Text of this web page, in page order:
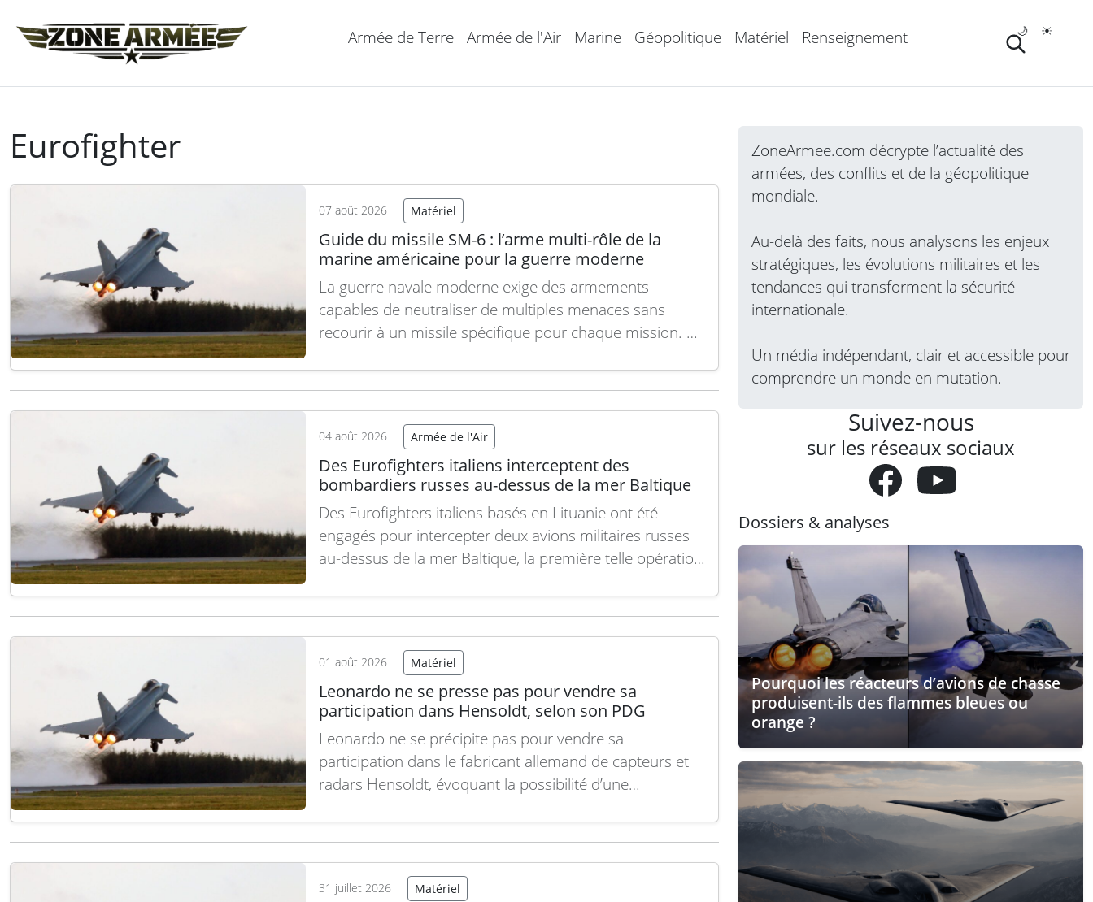
Armée de Terre Armée de l'Air Marine Géopolitique Matériel Renseignement ☀️
🌙
Eurofighter
07 août 2026 Matériel
Guide du missile SM-6 : l’arme multi-rôle de la
marine américaine pour la guerre moderne
La guerre navale moderne exige des armements
capables de neutraliser de multiples menaces sans
recourir à un missile spécifique pour chaque mission. Le
en devenant l’une des armes navales les plus
d’intercepter aussi bien des…
04 août 2026 Armée de l'Air
Des Eurofighters italiens interceptent des
bombardiers russes au-dessus de la mer Baltique
Des Eurofighters italiens basés en Lituanie ont été
engagés pour intercepter deux avions militaires russes
au-dessus de la mer Baltique, la première telle opération
cadre d’une rotation où la mission de police du ciel de
01 août 2026 Matériel
Leonardo ne se presse pas pour vendre sa
participation dans Hensoldt, selon son PDG
Leonardo ne se précipite pas pour vendre sa
participation dans le fabricant allemand de capteurs et
radars Hensoldt, évoquant la possibilité d’une
de chasseur de sixième génération parmi les raisons de
italien. Interrogé lors de…
31 juillet 2026 Matériel
ZoneArmee.com décrypte l’actualité des
armées, des conflits et de la géopolitique
mondiale.
Au-delà des faits, nous analysons les enjeux
stratégiques, les évolutions militaires et les
tendances qui transforment la sécurité
internationale.
Un média indépendant, clair et accessible pour
comprendre un monde en mutation.
Suivez-nous
sur les réseaux sociaux
Dossiers & analyses
Pourquoi les réacteurs d’avions de chasse
produisent-ils des flammes bleues ou
orange ?